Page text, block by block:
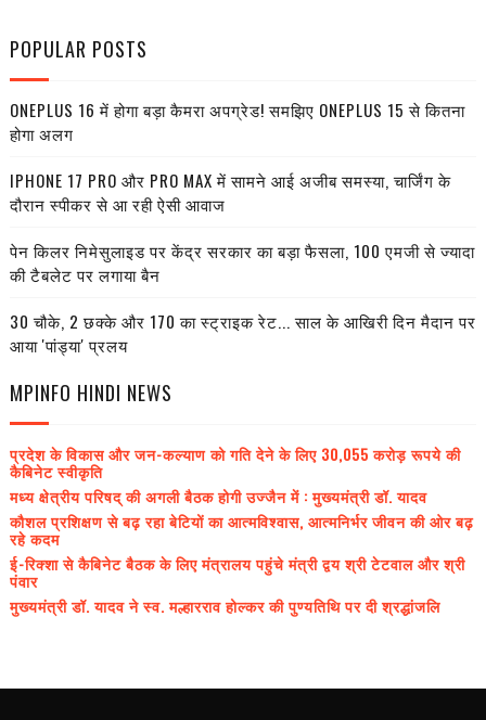
POPULAR POSTS
ONEPLUS 16 में होगा बड़ा कैमरा अपग्रेड! समझिए ONEPLUS 15 से कितना
होगा अलग
IPHONE 17 PRO और PRO MAX में सामने आई अजीब समस्या, चार्जिंग के
दौरान स्पीकर से आ रही ऐसी आवाज
पेन किलर निमेसुलाइड पर केंद्र सरकार का बड़ा फैसला, 100 एमजी से ज्यादा
की टैबलेट पर लगाया बैन
30 चौके, 2 छक्के और 170 का स्ट्राइक रेट... साल के आखिरी दिन मैदान पर
आया 'पांड्या' प्रलय
MPINFO HINDI NEWS
प्रदेश के विकास और जन-कल्याण को गति देने के लिए 30,055 करोड़ रूपये की
कैबिनेट स्वीकृति
मध्य क्षेत्रीय परिषद् की अगली बैठक होगी उज्जैन में : मुख्यमंत्री डॉ. यादव
कौशल प्रशिक्षण से बढ़ रहा बेटियों का आत्मविश्वास, आत्मनिर्भर जीवन की ओर बढ़
रहे कदम
ई-रिक्शा से कैबिनेट बैठक के लिए मंत्रालय पहुंचे मंत्री द्वय श्री टेटवाल और श्री
पंवार
मुख्यमंत्री डॉ. यादव ने स्व. मल्हारराव होल्कर की पुण्यतिथि पर दी श्रद्धांजलि